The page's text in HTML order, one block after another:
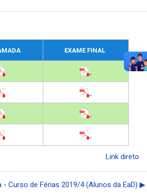
EXAME FINAL
Link direto
- Curso de Férias 2019/4 (Alunos da EaD) ▶︎